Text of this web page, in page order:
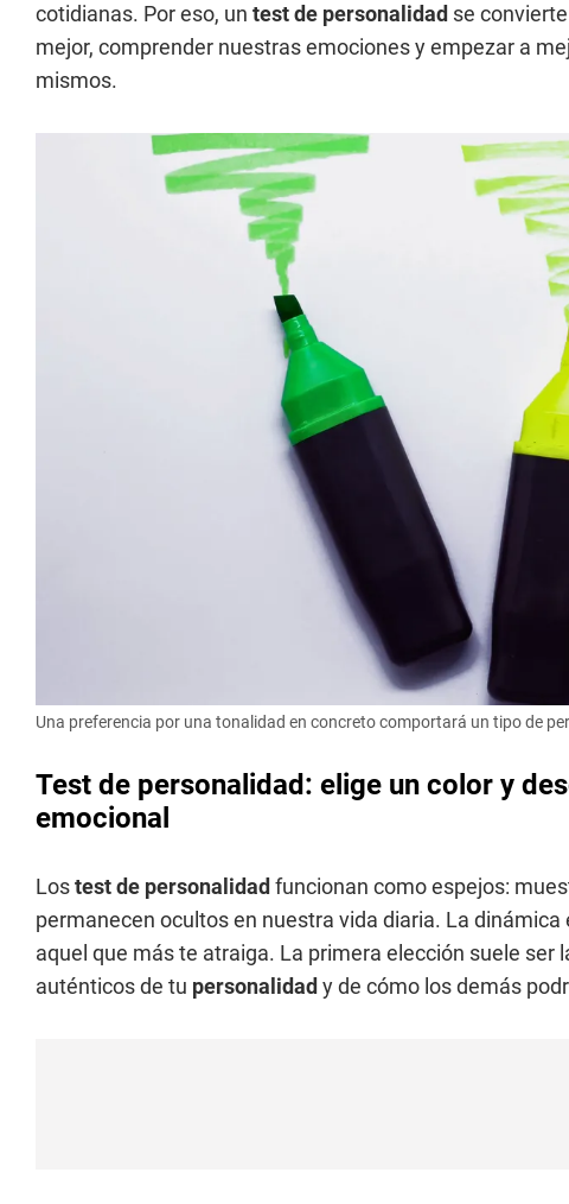
cotidianas. Por eso, un test de personalidad se
mejor, comprender nuestras emociones y empezar a
mismos.
Una preferencia por una tonalidad en concreto comportará un tipo de
Test de personalidad: elige un color y
emocional
Lostest de personalidad funcionan como espejos:
permanecen ocultos en nuestra vida diaria. La
aquel que más te atraiga. La primera elección suele ser
auténticos de tu personalidad y de cómo los demás